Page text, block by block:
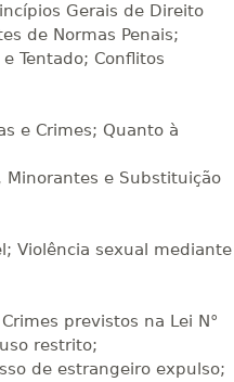
R$ 1.090,51
R$ 1.189,66
Matricular
Matricular
R$ 1.387,93
Gerais de Direito
de Normas Penais;
Tentado; Conflitos
e Crimes; Quanto à
Minorantes e Substituição
Violência sexual mediante
previstos na Lei N°
restrito;
de estrangeiro expulso;